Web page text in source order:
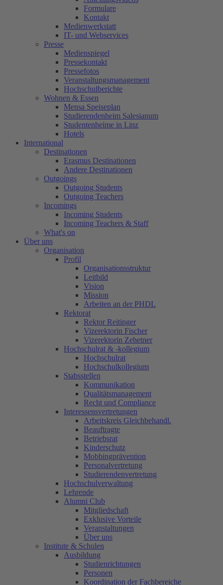
Formulare
Kontakt
Medienwerkstatt
IT- und Webservices
Presse
Medienspiegel
Pressekontakt
Pressefotos
Veranstaltungsmanagement
Hochschulberichte
Wohnen & Essen
Mensa Speiseplan
Studierendenheim Salesianum
Studentenheime in Linz
Hotels
International
Destinationen
Erasmus Destinationen
Andere Destinationen
Outgoings
Outgoing Students
Outgoing Teachers
Incomings
Incoming Students
Incoming Teachers & Staff
What's on
Über uns
Organisation
Profil
Organisationsstruktur
Leitbild
Vision
Mission
Arbeiten an der PHDL
Rektorat
Rektor Reitinger
Vizerektorin Fischer
Vizerektorin Zehetner
Hochschulrat & -kollegium
Hochschulrat
Hochschulkollegium
Stabsstellen
Kommunikation
Qualitätsmanagement
Recht und Compliance
Interessensvertretungen
Arbeitskreis Gleichbehandl.
Beauftragte
Betriebsrat
Kinderschutz
Mobbingprävention
Personalvertretung
Studierendenvertretung
Hochschulverwaltung
Lehrende
Alumni Club
Mitgliedschaft
Exklusive Vorteile
Veranstaltungen
Über uns
Institute & Schulen
Ausbildung
Studienrichtungen
Personen
Koordination der Fachbereiche